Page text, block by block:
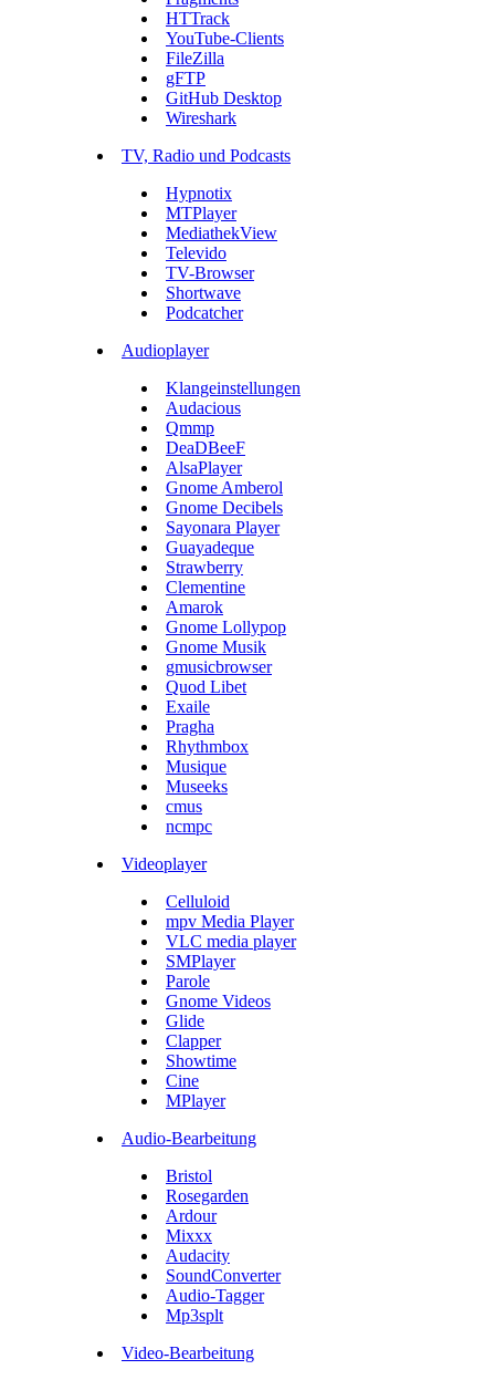
HTTrack
YouTube-Clients
FileZilla
gFTP
GitHub Desktop
Wireshark
TV, Radio und Podcasts
Hypnotix
MTPlayer
MediathekView
Televido
TV-Browser
Shortwave
Podcatcher
Audioplayer
Klangeinstellungen
Audacious
Qmmp
DeaDBeeF
AlsaPlayer
Gnome Amberol
Gnome Decibels
Sayonara Player
Guayadeque
Strawberry
Clementine
Amarok
Gnome Lollypop
Gnome Musik
gmusicbrowser
Quod Libet
Exaile
Pragha
Rhythmbox
Musique
Museeks
cmus
ncmpc
Videoplayer
Celluloid
mpv Media Player
VLC media player
SMPlayer
Parole
Gnome Videos
Glide
Clapper
Showtime
Cine
MPlayer
Audio-Bearbeitung
Bristol
Rosegarden
Ardour
Mixxx
Audacity
SoundConverter
Audio-Tagger
Mp3splt
Video-Bearbeitung